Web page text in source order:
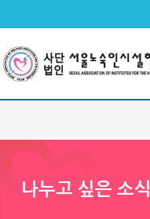
나누고 싶은 소식